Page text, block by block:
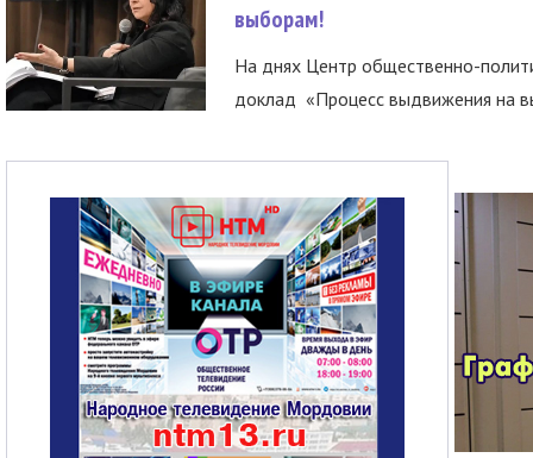
выборам!
На днях Центр общественно-
доклад «Процесс выдвижения на